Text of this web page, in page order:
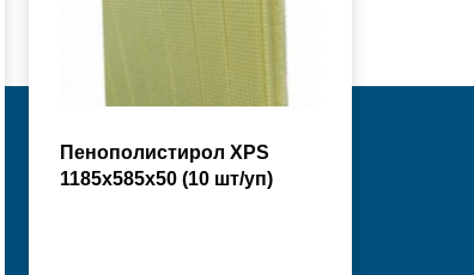
Пенополистирол XPS
1185х585х50 (10 шт/уп)